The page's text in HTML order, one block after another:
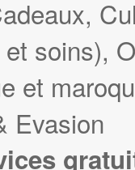
soins),
et
Evasion